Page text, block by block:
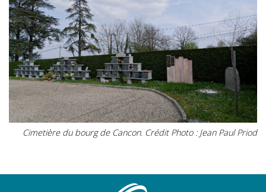
Cimetière du bourg de Cancon. Crédit Photo : Jean Paul Priod